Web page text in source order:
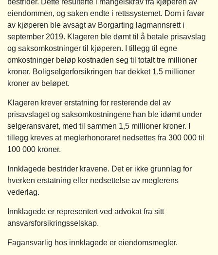
eiendommen, og saken endte i rettssystemet. Dom i favør
av kjøperen ble avsagt av Borgarting lagmannsrett i
september 2019. Klageren ble dømt til å betale prisavslag
og saksomkostninger til kjøperen. I tillegg til egne
omkostninger beløp kostnaden seg til totalt tre millioner
kroner. Boligselgerforsikringen har dekket 1,5 millioner
kroner av beløpet.
Klageren krever erstatning for resterende del av
prisavslaget og saksomkostningene han ble idømt under
selgeransvaret, med til sammen 1,5 millioner kroner. I
tillegg kreves at meglerhonoraret nedsettes fra 300 000 til
100 000 kroner.
Innklagede bestrider kravene. Det er ikke grunnlag for
hverken erstatning eller nedsettelse av meglerens
vederlag.
Innklagede er representert ved advokat fra sitt
ansvarsforsikringsselskap.
Fagansvarlig hos innklagede er eiendomsmegler.